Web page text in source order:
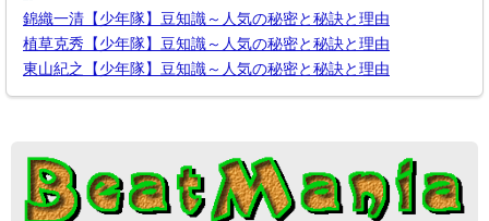
錦織一清【少年隊】豆知識～人気の秘密と秘訣と理由
植草克秀【少年隊】豆知識～人気の秘密と秘訣と理由
東山紀之【少年隊】豆知識～人気の秘密と秘訣と理由